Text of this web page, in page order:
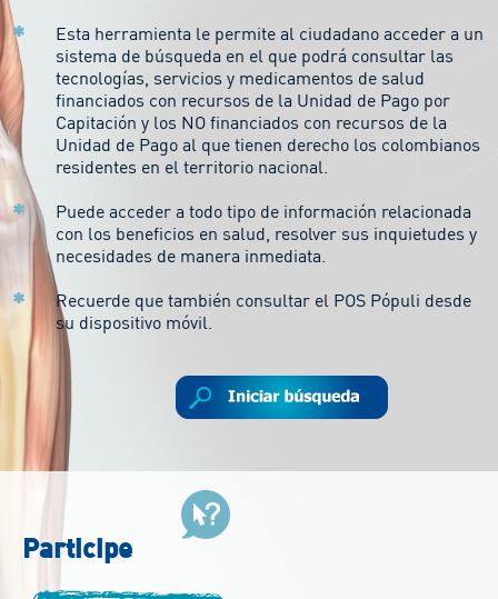
Esta herramienta le permite al ciudadano acceder a un
sistema de búsqueda en el que podrá consultar las
tecnologías, servicios y medicamentos de salud
financiados con recursos de la Unidad de Pago por
Capitación y los NO financiados con recursos de la
Unidad de Pago al que tienen derecho los colombianos
residentes en el territorio nacional.
Puede acceder a todo tipo de información relacionada
con los beneficios en salud, resolver sus inquietudes y
necesidades de manera inmediata.
Recuerde que también consultar el POS Pópuli desde
su dispositivo móvil.
Participe